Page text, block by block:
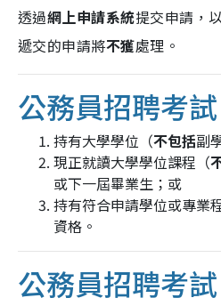
透過網上申請系統提交申請，
遞交的申請將不獲處理。
公務員招聘考
持有大學學位（不包括副
現正就讀大學學位課程（
或下一屆畢業生；或
持有符合申請學位或專業
資格。
公務員招聘考